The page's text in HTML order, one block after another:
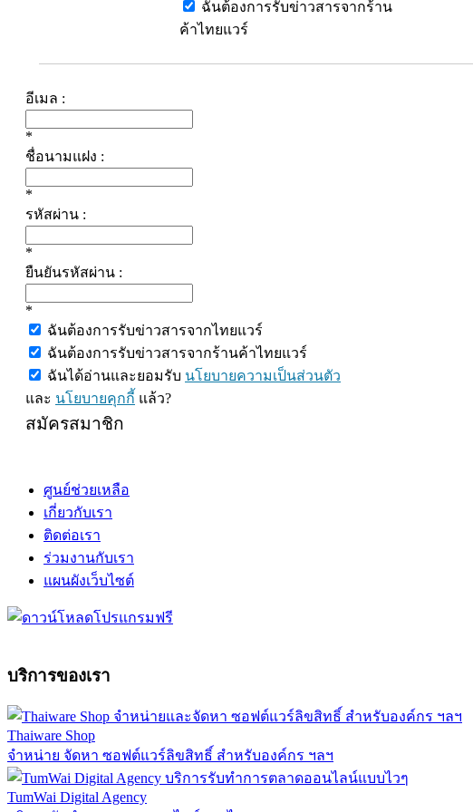
ฉันต้องการรับข่าวสารจากร้าน
ค้าไทยแวร์
อีเมล :
*
ชื่อนามแฝง :
*
รหัสผ่าน :
*
ยืนยันรหัสผ่าน :
*
ฉันต้องการรับข่าวสารจากไทยแวร์
ฉันต้องการรับข่าวสารจากร้านค้าไทยแวร์
ฉันได้อ่านและยอมรับ นโยบายความเป็นส่วนตัว
และ นโยบายคุกกี้ แล้ว?
สมัครสมาชิก
ศูนย์ช่วยเหลือ
เกี่ยวกับเรา
ติดต่อเรา
ร่วมงานกับเรา
แผนผังเว็บไซต์
บริการของเรา
Thaiware Shop
จำหน่าย จัดหา ซอฟต์แวร์ลิขสิทธิ์ สำหรับองค์กร ฯลฯ
TumWai Digital Agency